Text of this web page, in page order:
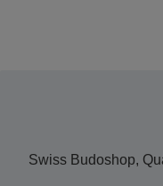
Swiss Budoshop,